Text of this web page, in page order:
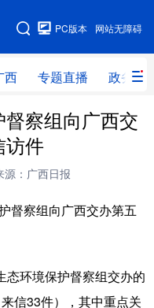
网站无障碍
PC版本
西 专题直播 政务信
题直播
时政 人事
察组向广西交
访件
源：广西日报
察组向广西交办第五
环境保护督察组交办的
信33件），其中重点关